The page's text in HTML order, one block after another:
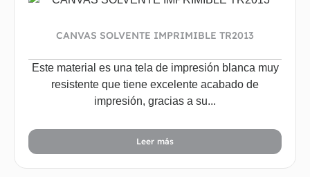
CANVAS SOLVENTE IMPRIMIBLE TR2013
Este material es una tela de impresión blanca muy
resistente que tiene excelente acabado de
impresión, gracias a su...
Leer más